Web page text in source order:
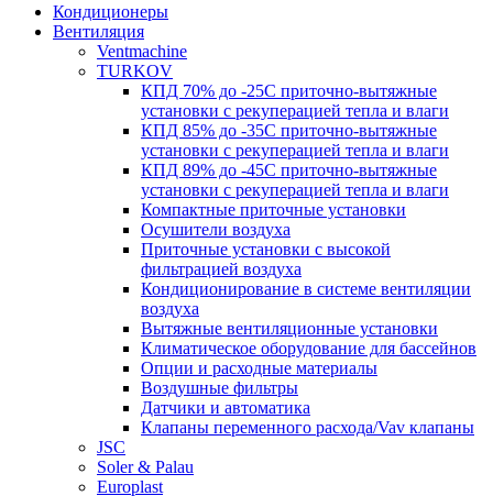
Кондиционеры
Вентиляция
Ventmachine
TURKOV
КПД 70% до -25С приточно-вытяжные
установки с рекуперацией тепла и влаги
КПД 85% до -35C приточно-вытяжные
установки с рекуперацией тепла и влаги
КПД 89% до -45C приточно-вытяжные
установки с рекуперацией тепла и влаги
Компактные приточные установки
Осушители воздуха
Приточные установки с высокой
фильтрацией воздуха
Кондиционирование в системе вентиляции
воздуха
Вытяжные вентиляционные установки
Климатическое оборудование для бассейнов
Опции и расходные материалы
Воздушные фильтры
Датчики и автоматика
Клапаны переменного расхода/Vav клапаны
JSC
Soler & Palau
Europlast